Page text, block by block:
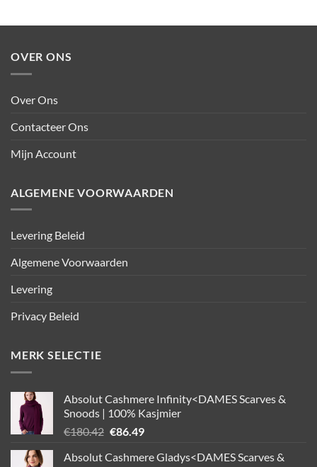
OVER ONS
Over Ons
Contacteer Ons
Mijn Account
ALGEMENE VOORWAARDEN
Levering Beleid
Algemene Voorwaarden
Levering
Privacy Beleid
MERK SELECTIE
Absolut Cashmere Infinity<DAMES Scarves &
Snoods | 100% Kasjmier
€180.42 Oorspronkelijke
was:
€86.49Huidige
is:
Absolut Cashmere Gladys<DAMES Scarves &